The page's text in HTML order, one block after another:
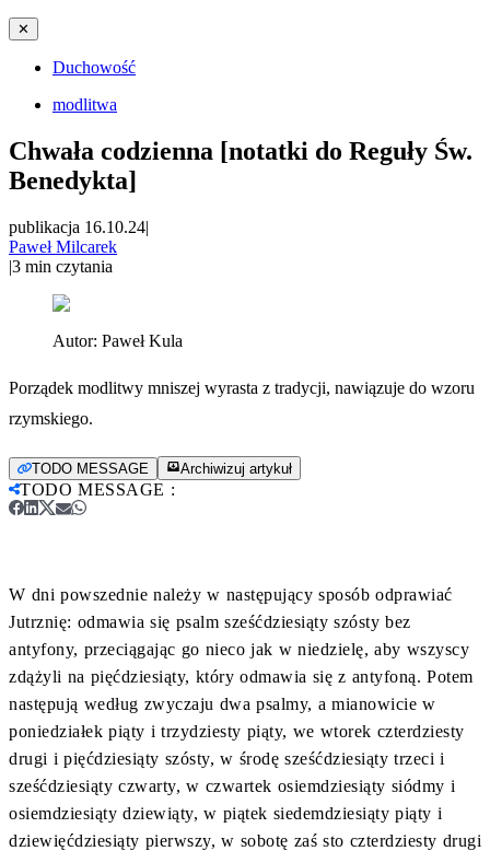
✕
Duchowość
modlitwa
Chwała codzienna [notatki do Reguły Św.
Benedykta]
publikacja 16.10.24|
Paweł Milcarek
|3 min czytania
Autor: Paweł Kula
Porządek modlitwy mniszej wyrasta z tradycji, nawiązuje do wzoru
rzymskiego.
TODO MESSAGE Archiwizuj artykuł
TODO MESSAGE :
W dni powszednie należy w następujący sposób odprawiać
Jutrznię: odmawia się psalm sześćdziesiąty szósty bez
antyfony, przeciągając go nieco jak w niedzielę, aby wszyscy
zdążyli na pięćdziesiąty, który odmawia się z antyfoną. Potem
następują według zwyczaju dwa psalmy, a mianowicie w
poniedziałek piąty i trzydziesty piąty, we wtorek czterdziesty
drugi i pięćdziesiąty szósty, w środę sześćdziesiąty trzeci i
sześćdziesiąty czwarty, w czwartek osiemdziesiąty siódmy i
osiemdziesiąty dziewiąty, w piątek siedemdziesiąty piąty i
dziewięćdziesiąty pierwszy, w sobotę zaś sto czterdziesty drugi